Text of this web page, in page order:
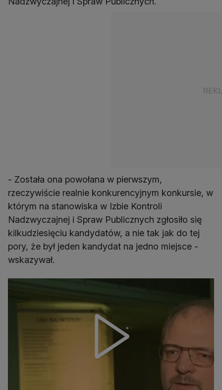
- Została ona powołana w pierwszym,
rzeczywiście realnie konkurencyjnym konkursie, w
którym na stanowiska w Izbie Kontroli
Nadzwyczajnej i Spraw Publicznych zgłosiło się
kilkudziesięciu kandydatów, a nie tak jak do tej
pory, że był jeden kandydat na jedno miejsce -
wskazywał.